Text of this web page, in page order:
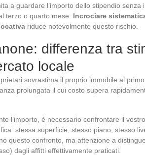
a guardare l’importo dello stipendio
terzo o quarto mese. Incrociare
riduce notevolmente questo rischio.
differenza tra
locale
sovrastima il proprio immobile al
prolungata il cui costo supera
l’importo, è necessario confrontare il
stessa superficie, stesso piano, stesso
questo confronto, ma attenzione a
dagli affitti effettivamente praticati.